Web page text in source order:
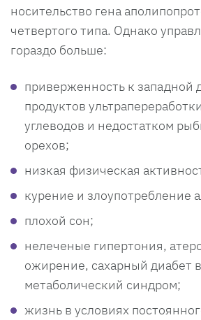
носительство гена
четвертого типа. Однако
гораздо больше:
приверженность к западной
продуктов
углеводов и недостатком
орехов;
низкая физическая
курение и злоупотребление
плохой сон;
нелеченые гипертония,
ожирение, сахарный диабет
метаболический синдром;
жизнь в условиях